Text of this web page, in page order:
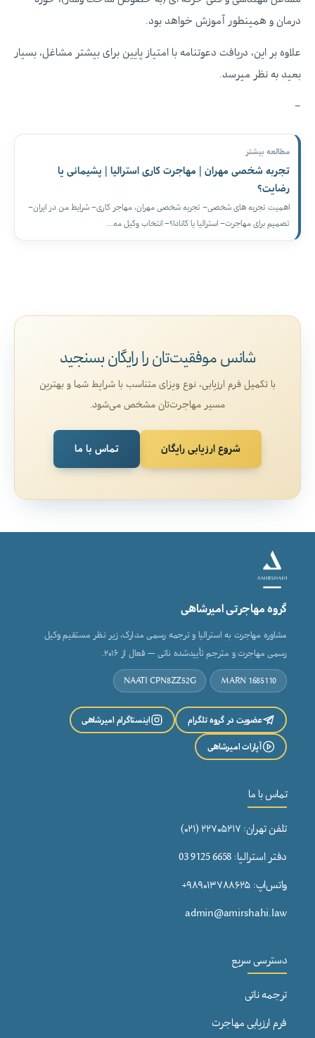
درمان و همینطور آموزش خواهد بود.
علاوه بر این، دریافت دعوتنامه با امتیاز پایین برای بیشتر مشاغل، بسیار
بعید به نظر میرسد.
–
مطالعه بیشتر
تجربه شخصی مهران | مهاجرت کاری استرالیا | پشیمانی یا
رضایت؟
اهمیت تجربه های شخصی– تجربه شخصی مهران، مهاجر کاری– شرایط من در ایران–
تصمیم برای مهاجرت– استرالیا یا کانادا؟– انتخاب وکیل مه…
شانس موفقیت‌تان را رایگان بسنجید
با تکمیل فرم ارزیابی، نوع ویزای متناسب با شرایط شما و بهترین
مسیر مهاجرت‌تان مشخص می‌شود.
شروع ارزیابی رایگان تماس با ما
گروه مهاجرتی امیرشاهی
مشاوره مهاجرت به استرالیا و ترجمه رسمی مدارک، زیر نظر مستقیم وکیل
رسمی مهاجرت و مترجم تأییدشده ناتی — فعال از ۲۰۱۶.
MARN 1685110
NAATI CPN8ZZ52G
عضویت در گروه تلگرام اینستاگرام امیرشاهی
آپارات امیرشاهی
تماس با ما
تلفن تهران: ۲۲۷۰۵۲۱۷ (۰۲۱)
دفتر استرالیا: 6658 9125 03
واتس‌اپ: ۹۸۹۰۱۳۷۸۸۶۲۵+
admin@amirshahi.law
دسترسی سریع
ترجمه ناتی
فرم ارزیابی مهاجرت